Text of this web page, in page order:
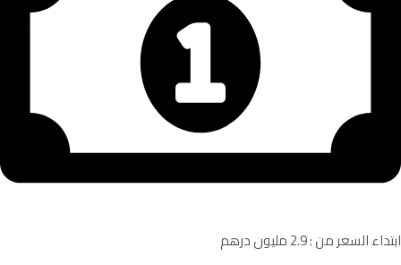
ابتداء السعر من : 2.9 مليون درهم